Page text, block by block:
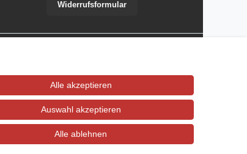
Widerrufsformular
Alle akzeptieren
Auswahl akzeptieren
Alle ablehnen